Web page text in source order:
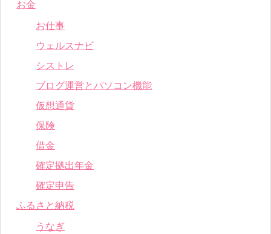
お金
お仕事
ウェルスナビ
シストレ
ブログ運営とパソコン機能
仮想通貨
保険
借金
確定拠出年金
確定申告
ふるさと納税
うなぎ